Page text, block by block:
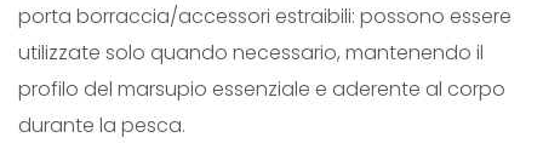
t
i
t
à
porta borraccia/accessori estraibili: possono essere
utilizzate solo quando necessario, mantenendo il
profilo del marsupio essenziale e aderente al corpo
durante la pesca.